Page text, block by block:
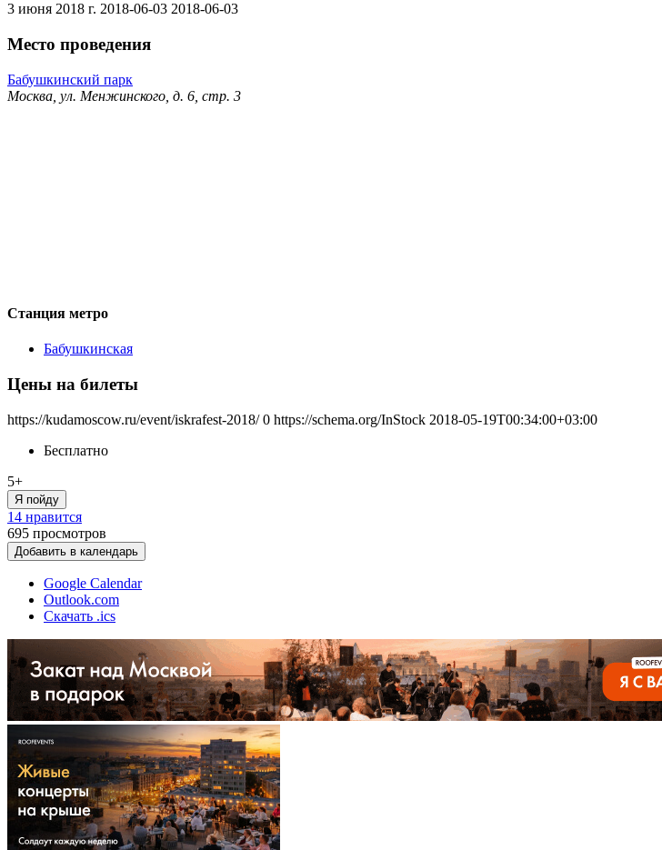
3 июня 2018 г. 2018-06-03 2018-06-03
Место проведения
Бабушкинский парк
Москва, ул. Менжинского, д. 6, стр. 3
Станция метро
Бабушкинская
Цены на билеты
https://kudamoscow.ru/event/iskrafest-2018/ 0 https://schema.org/InStock 2018-05-19T00:34:00+03:00
Бесплатно
5+
Я пойду
14 нравится
695 просмотров
Добавить в календарь
Google Calendar
Outlook.com
Скачать .ics